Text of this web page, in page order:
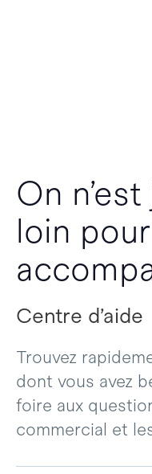
On
loin
Centre d’aide
Trouvez
dont vous avez
foire aux
commercial et